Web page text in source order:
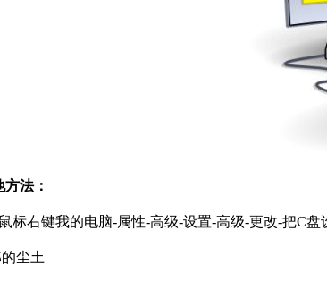
法：
标右键我的电脑-属性-高级-设置-高级-更改-把C
尘土